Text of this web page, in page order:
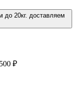
до 20кг. доставляем
₽